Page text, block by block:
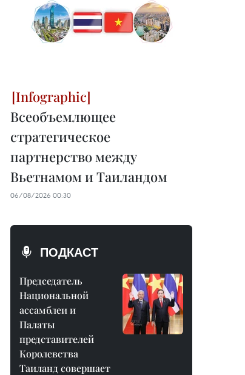
Всеобъемлющее
стратегическое
партнерство между
Вьетнамом и Таиландом
06/08/2026 00:30
ПОДКАСТ
Председатель
Национальной
ассамблеи и
Палаты
представителей
Королевства
Таиланд совершает